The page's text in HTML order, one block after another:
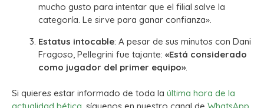
mucho gusto para intentar que el filial salve la
categoría. Le sirve para ganar confianza».
Estatus intocable: A pesar de sus minutos con Dani
Fragoso, Pellegrini fue tajante: «Está considerado
como jugador del primer equipo».
Si quieres estar informado de toda la última hora de la